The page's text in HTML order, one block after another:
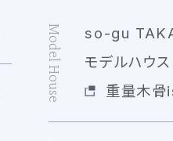
Model House
so-gu
モデルハウ
重量木